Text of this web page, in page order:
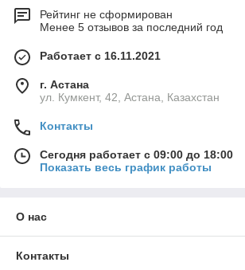
Рейтинг не сформирован
Менее 5 отзывов за последний год
Работает с 16.11.2021
г. Астана
ул. Кумкент, 42, Астана, Казахстан
Контакты
Сегодня работает с 09:00 до 18:00
Показать весь график работы
О нас
Контакты